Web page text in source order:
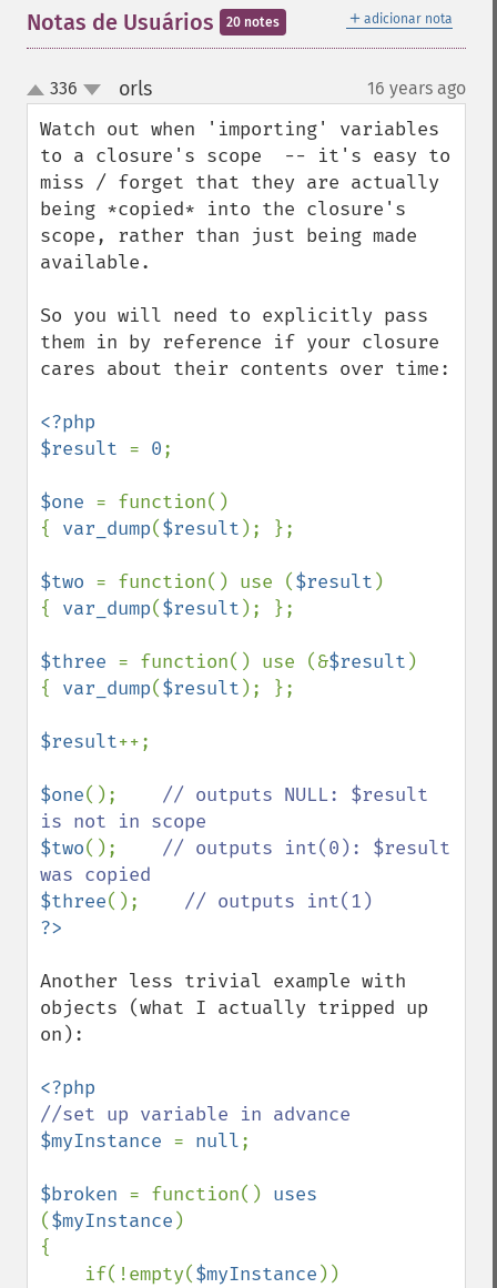
＋ adicionar nota
Notas de Usuários 20 notes
up
down
336 orls¶ 16 years ago
Watch out when 'importing' variables
to a closure's scope  -- it's easy to
miss / forget that they are actually
being *copied* into the closure's
scope, rather than just being made
available.
So you will need to explicitly pass
them in by reference if your closure
cares about their contents over time:
<?php
$result = 0;
$one = function()
{ var_dump($result ); };
$two = function() use ($result )
{ var_dump($result ); };
$three = function() use (&$result )
{ var_dump($result ); };
$result++;
$one(); // outputs NULL: $result
$two(); // outputs int(0): $result
$three();
Another less trivial example with
objects (what I actually tripped up
on):
$myInstance = null;
$broken = function()
($myInstance )
{
    if(!empty(
$myInstance